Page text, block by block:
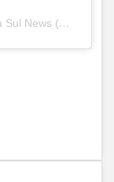
Uma publicação compartilhada por Bahia Sul News (@bahiasulnewsof)